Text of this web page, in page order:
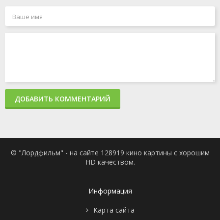
ДОБАВИТЬ КОММЕНТАРИЙ
© "Лордфильм" - на сайте 128919 кино картины с хорошим
HD качеством.
Информация
Карта сайта